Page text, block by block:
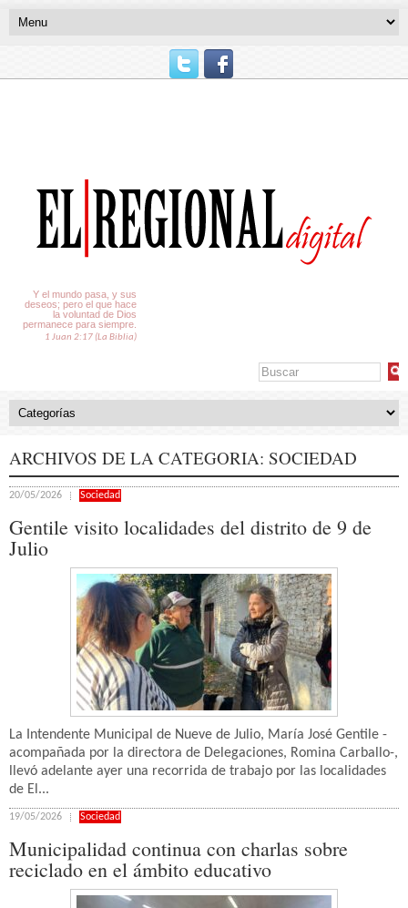
Y el mundo pasa, y sus
deseos; pero el que hace
la voluntad de Dios
permanece para siempre.
1 Juan 2:17 (La Biblia)
ARCHIVOS DE LA CATEGORIA: SOCIEDAD
20/05/2026 Sociedad
Gentile visito localidades del distrito de 9 de
Julio
La Intendente Municipal de Nueve de Julio, María José Gentile -
acompañada por la directora de Delegaciones, Romina Carballo-,
llevó adelante ayer una recorrida de trabajo por las localidades
de El...
19/05/2026 Sociedad
Municipalidad continua con charlas sobre
reciclado en el ámbito educativo